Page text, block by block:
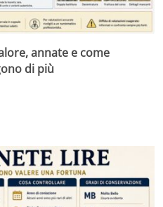
annate e come
di più